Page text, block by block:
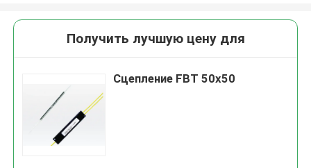
Получить лучшую цену для
Сцепление FBT 50x50